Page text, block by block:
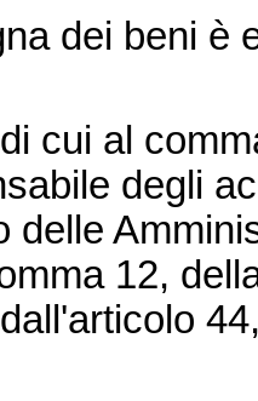
dei beni è
cui al
degli
delle
12,